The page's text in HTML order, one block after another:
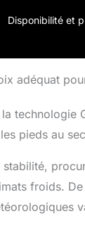
Disponibilité et
adéquat
technologie
pieds au
stabilité,
froids.